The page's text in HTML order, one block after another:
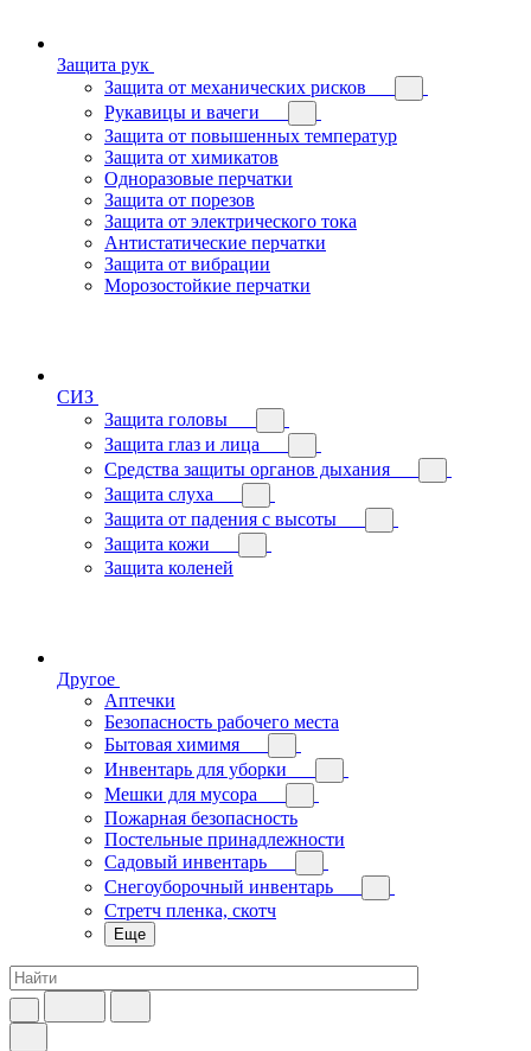
Защита рук
Защита от механических рисков
Рукавицы и вачеги
Защита от повышенных температур
Защита от химикатов
Одноразовые перчатки
Защита от порезов
Защита от электрического тока
Антистатические перчатки
Защита от вибрации
Морозостойкие перчатки
СИЗ
Защита головы
Защита глаз и лица
Средства защиты органов дыхания
Защита слуха
Защита от падения с высоты
Защита кожи
Защита коленей
Другое
Аптечки
Безопасность рабочего места
Бытовая химимя
Инвентарь для уборки
Мешки для мусора
Пожарная безопасность
Постельные принадлежности
Садовый инвентарь
Снегоуборочный инвентарь
Стретч пленка, скотч
Еще